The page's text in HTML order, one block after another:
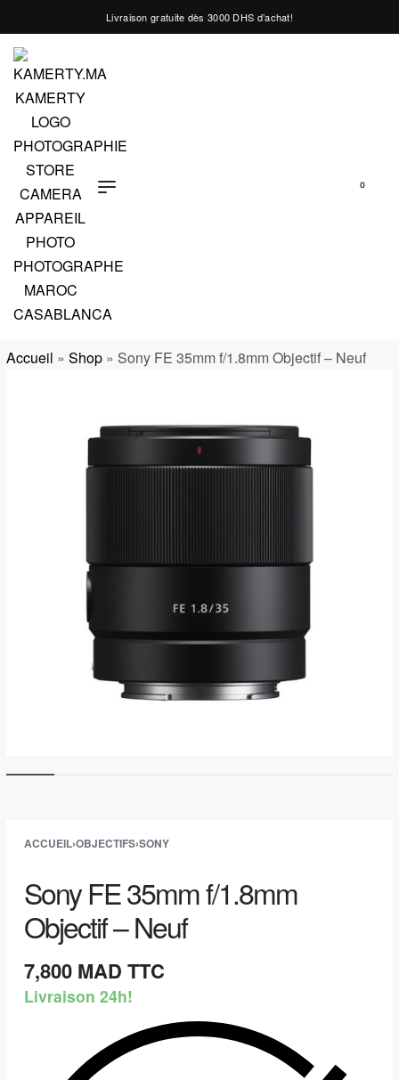
Livraison gratuite dès 3000 DHS d’achat!
0
Accueil » Shop » Sony FE 35mm f/1.8mm Objectif – Neuf
ACCUEIL›OBJECTIFS›SONY
Sony FE 35mm f/1.8mm
Objectif – Neuf
7,800 MAD TTC
Livraison 24h!